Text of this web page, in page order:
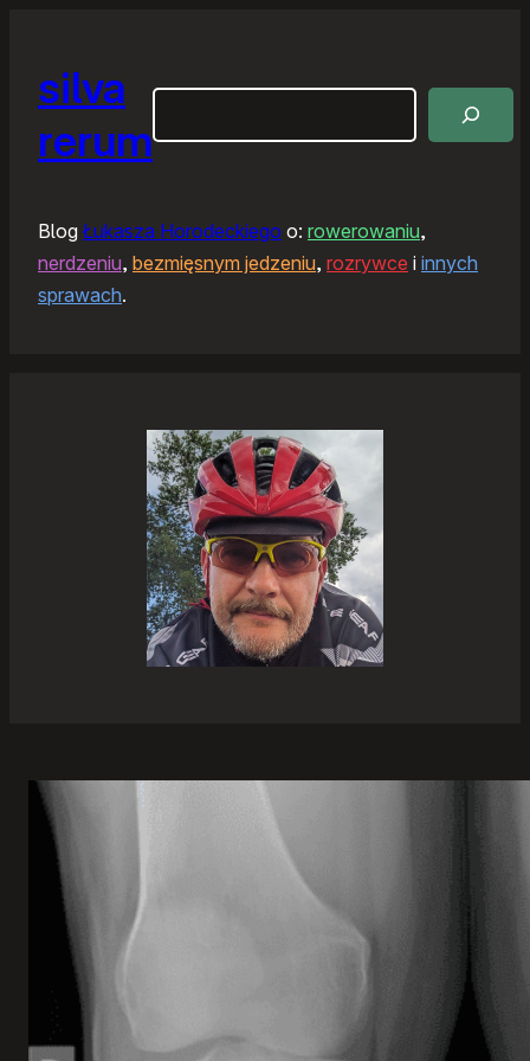
silva
rerum
Blog Łukasza Horodeckiego o: rowerowaniu,
nerdzeniu, bezmięsnym jedzeniu, rozrywce i innych
sprawach.